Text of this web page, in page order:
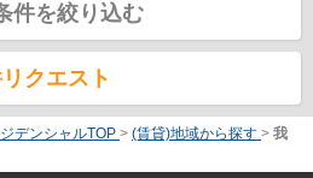
件を絞り込む
クエスト
デンシャルTOP > (賃貸)地域から探す > 我